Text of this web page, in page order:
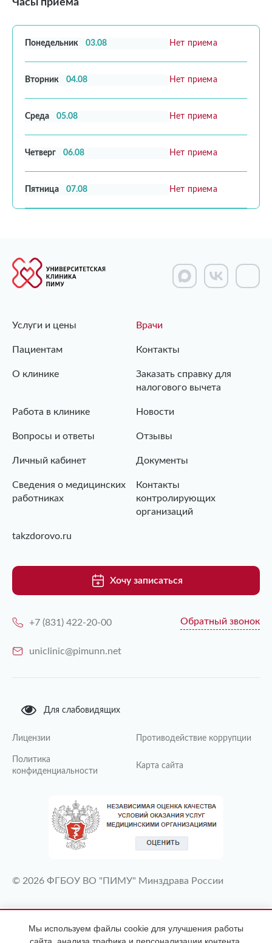
Часы приема
Понедельник 03.08 Нет приема
Вторник 04.08 Нет приема
Среда 05.08 Нет приема
Четверг 06.08 Нет приема
Пятница 07.08 Нет приема
Услуги и цены Врачи
Пациентам Контакты
О клинике
Заказать справку для
налогового вычета
Работа в клинике Новости
Вопросы и ответы Отзывы
Личный кабинет Документы
Сведения о медицинских
работниках
Контакты
контролирующих
организаций
takzdorovo.ru
Хочу записаться
+7 (831) 422-20-00 Обратный звонок
uniclinic@pimunn.net
Для слабовидящих
Лицензии Противодействие коррупции
Политика
конфиденциальности
Карта сайта
© 2026 ФГБОУ ВО "ПИМУ" Минздрава России
ИМЕЮТСЯ ПРОТИВОПОКАЗАНИЯ
НЕОБХОДИМА КОНСУЛЬТАЦИЯ
Мы используем файлы cookie для улучшения работы